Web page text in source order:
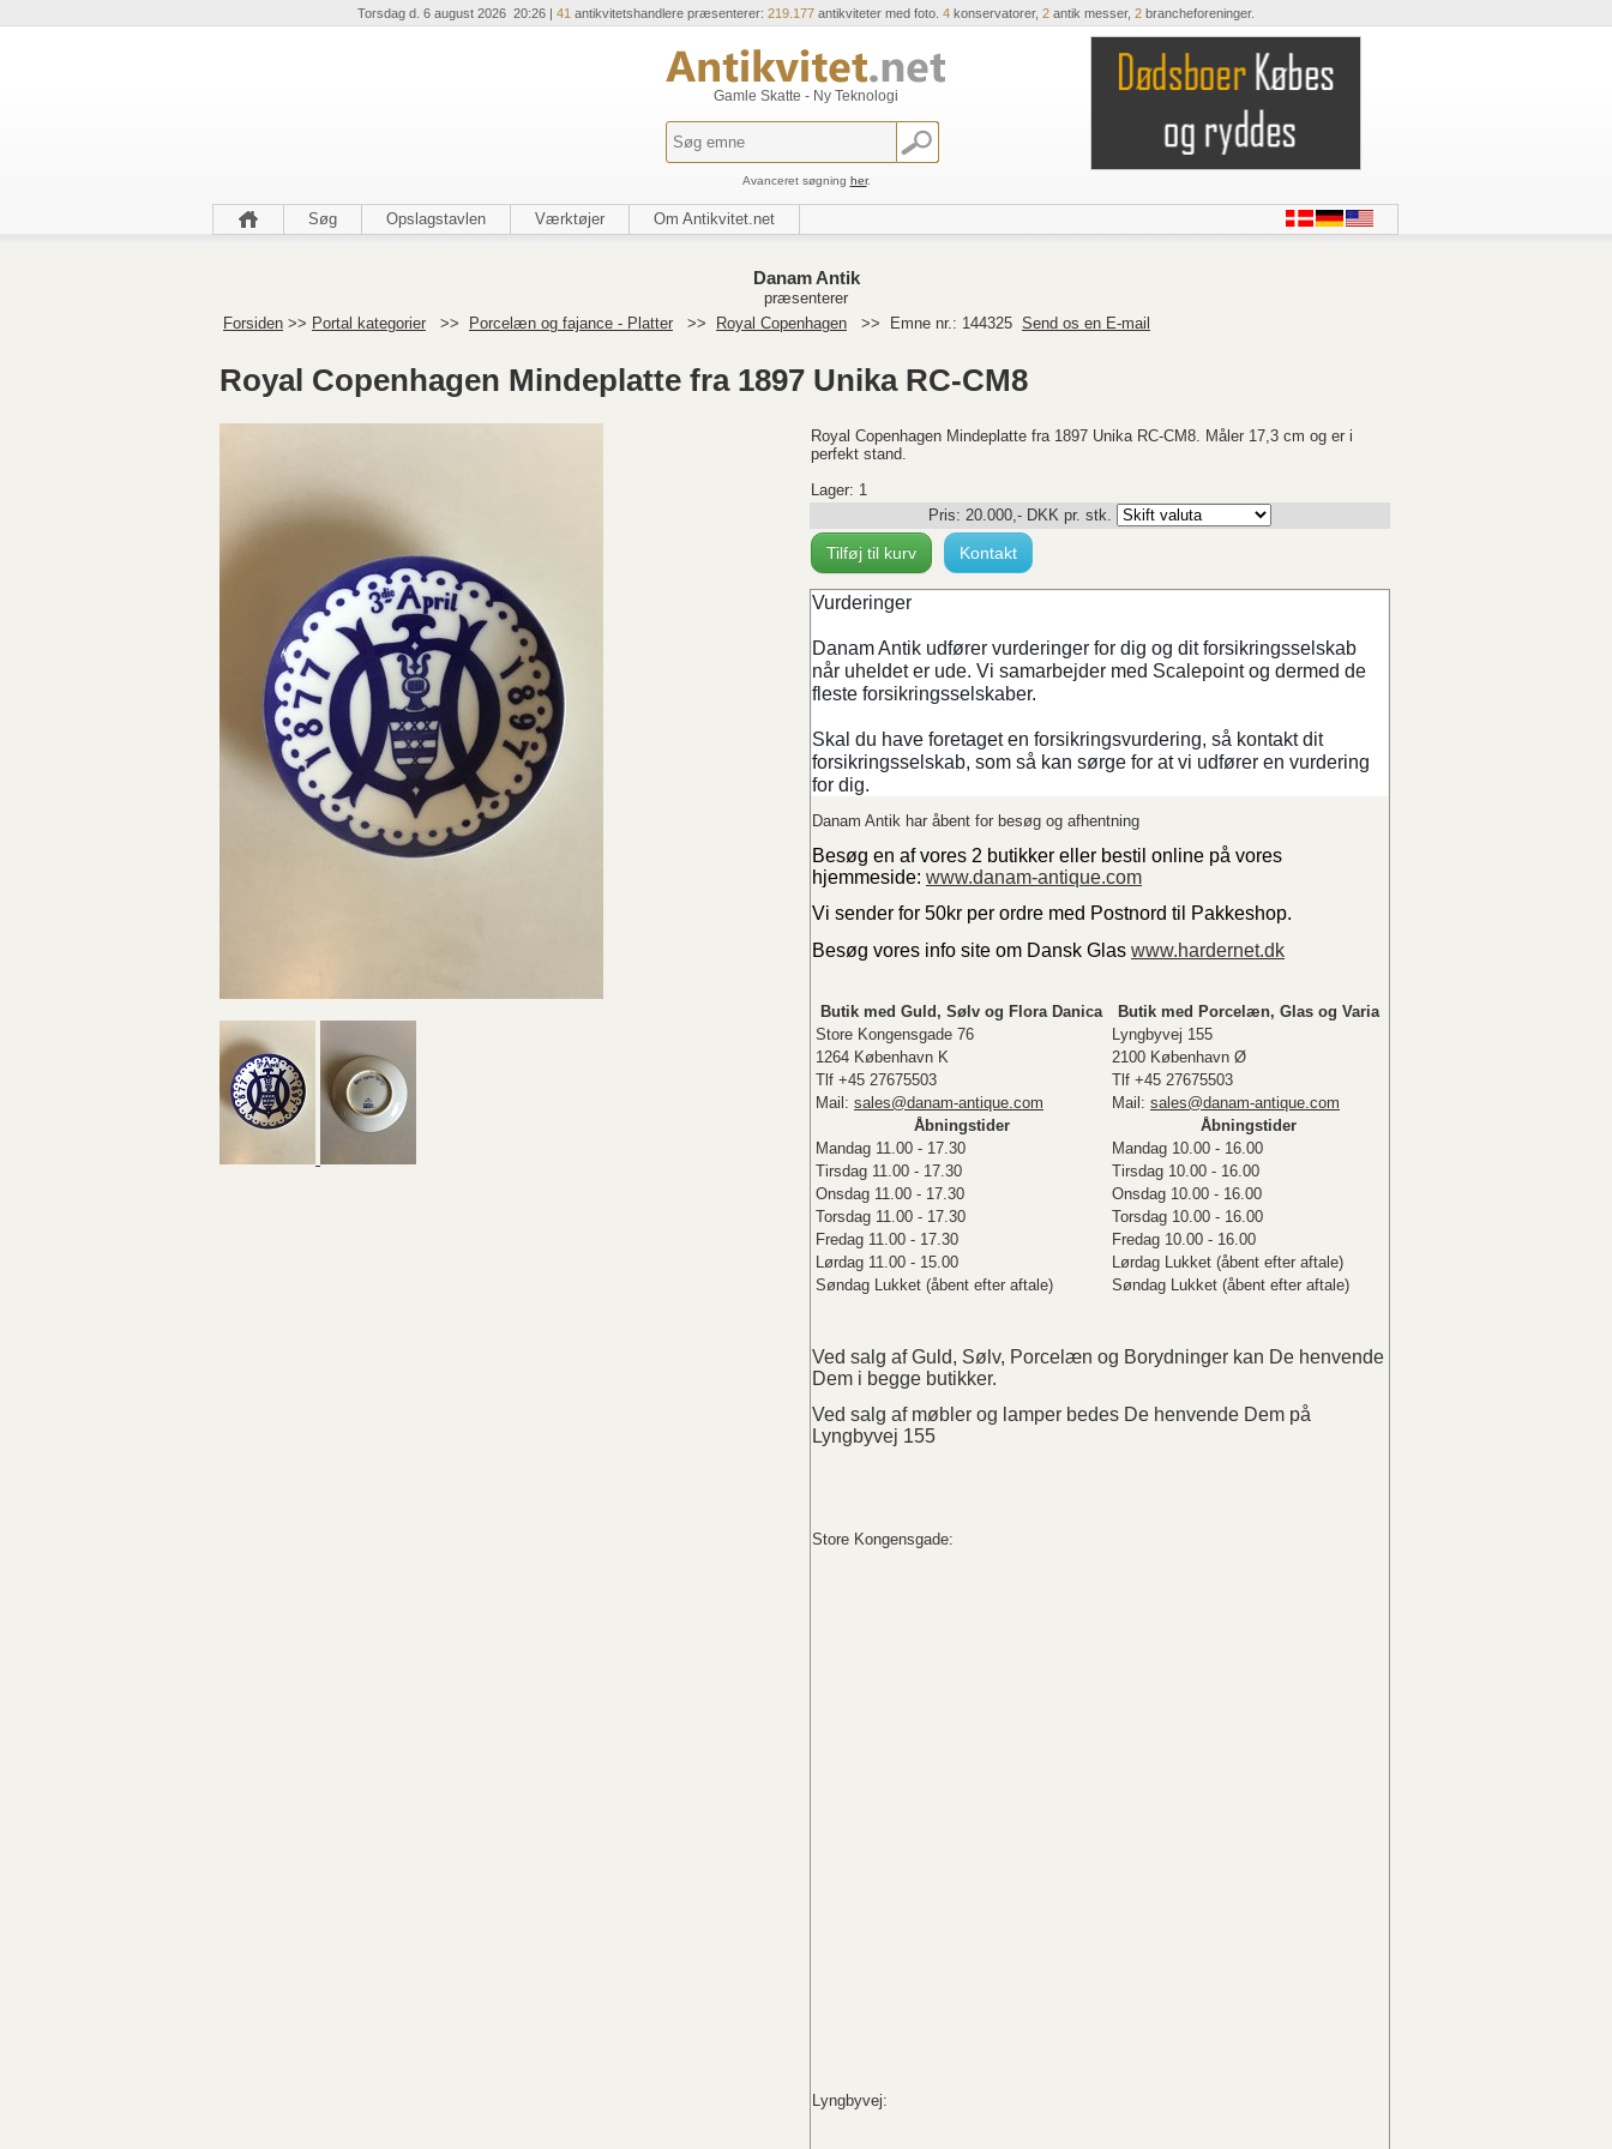
Torsdag d. 6 august 2026 20:26 | 41 antikvitetshandlere præsenterer: 219.177 antikviteter med foto. 4 konservatorer, 2 antik messer, 2 brancheforeninger.
Gamle Skatte - Ny Teknologi
Avanceret søgning her.
Søg Opslagstavlen Værktøjer Om Antikvitet.net
Danam Antik
præsenterer
Forsiden >> Portal kategorier >> Porcelæn og fajance - Platter >> Royal Copenhagen >> Emne nr.: 144325 Send os en E-mail
Royal Copenhagen Mindeplatte fra 1897 Unika RC-CM8
Royal Copenhagen Mindeplatte fra 1897 Unika RC-CM8. Måler 17,3 cm og er i
perfekt stand.
Lager: 1
Pris: 20.000,- DKK pr. stk.
Tilføj til kurv Kontakt
Vurderinger
Danam Antik udfører vurderinger for dig og dit forsikringsselskab
når uheldet er ude. Vi samarbejder med Scalepoint og dermed de
fleste forsikringsselskaber.
Skal du have foretaget en forsikringsvurdering, så kontakt dit
forsikringsselskab, som så kan sørge for at vi udfører en vurdering
for dig.
Danam Antik har åbent for besøg og afhentning
Besøg en af vores 2 butikker eller bestil online på vores
hjemmeside: www.danam-antique.com
Vi sender for 50kr per ordre med Postnord til Pakkeshop.
Besøg vores info site om Dansk Glas www.hardernet.dk
Butik med Guld, Sølv og Flora Danica
Butik med Porcelæn, Glas og Varia
Store Kongensgade 76
Lyngbyvej 155
1264 København K
2100 København Ø
Tlf +45 27675503
Tlf +45 27675503
Mail: sales@danam-antique.com Mail: sales@danam-antique.com
Åbningstider
Åbningstider
Mandag 11.00 - 17.30
Mandag 10.00 - 16.00
Tirsdag 11.00 - 17.30
Tirsdag 10.00 - 16.00
Onsdag 11.00 - 17.30
Onsdag 10.00 - 16.00
Torsdag 11.00 - 17.30
Torsdag 10.00 - 16.00
Fredag 11.00 - 17.30
Fredag 10.00 - 16.00
Lørdag 11.00 - 15.00
Lørdag Lukket (åbent efter aftale)
Søndag Lukket (åbent efter aftale)
Søndag Lukket (åbent efter aftale)
Ved salg af Guld, Sølv, Porcelæn og Borydninger kan De henvende
Dem i begge butikker.
Ved salg af møbler og lamper bedes De henvende Dem på
Lyngbyvej 155
Store Kongensgade:
Lyngbyvej: